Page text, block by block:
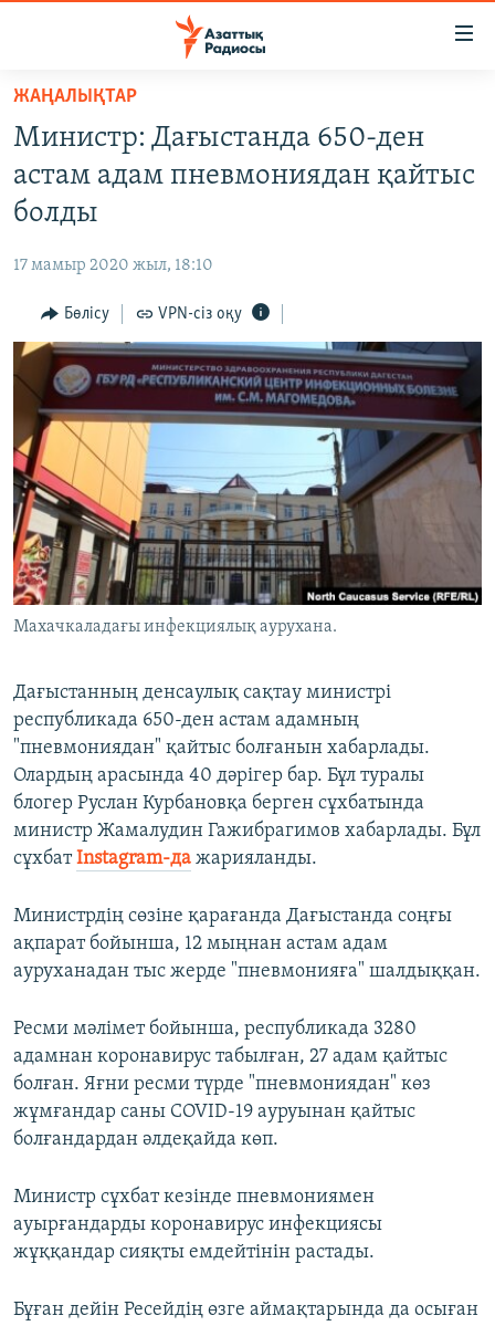
Skip
main
content
Skip
main
Navigation
to
Search
AZATTYQTV
АДАМ ҚҰҚЫҚТАРЫ
ӘЛЕУМЕТ
ӘЛЕМ
АРНАЙЫ ЖОБАЛАР
Русский
ЖАЗЫЛЫҢЫЗ
Басқа тілдерде
ЖАҢАЛЫҚТАР
Министр: Дағыстанда 650-ден
астам адам пневмониядан қайтыс
болды
17 мамыр 2020 жыл, 18:10
Бөлісу VPN-сіз оқу
Махачкаладағы инфекциялық аурухана.
Дағыстанның денсаулық сақтау министрі
республикада 650-ден астам адамның
"пневмониядан" қайтыс болғанын хабарлады.
Олардың арасында 40 дәрігер бар. Бұл туралы
блогер Руслан Курбановқа берген сұхбатында
министр Жамалудин Гажибрагимов хабарлады. Бұл
сұхбатInstagram-да жарияланды.
Министрдің сөзіне қарағанда Дағыстанда соңғы
ақпарат бойынша, 12 мыңнан астам адам
ауруханадан тыс жерде "пневмонияға" шалдыққан.
Ресми мәлімет бойынша, республикада 3280
адамнан коронавирус табылған, 27 адам қайтыс
болған. Яғни ресми түрде "пневмониядан" көз
жұмғандар саны COVID-19 ауруынан қайтыс
болғандардан әлдеқайда көп.
Министр сұхбат кезінде пневмониямен
ауырғандарды коронавирус инфекциясы
жұққандар сияқты емдейтінін растады.
Бұған дейін Ресейдің өзге аймақтарында да осыған